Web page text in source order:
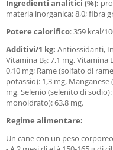
Ingredienti analitici (%):
materia inorganica: 8,0; fibra
Potere calorifico: 359 kcal/
Additivi/1 kg: Antiossidanti,
Vitamina B₂: 7,1 mg, Vitamina
0,10 mg; Rame (solfato di
potassio): 1,3 mg,
mg, Selenio (selenito di
monoidrato): 63,8 mg.
Regime alimentare:
Un cane con un peso